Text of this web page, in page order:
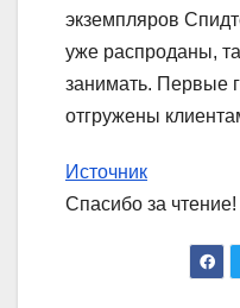
экземпляров
уже распроданы,
занимать. Первые
отгружены
Источник
Спасибо за чтение!